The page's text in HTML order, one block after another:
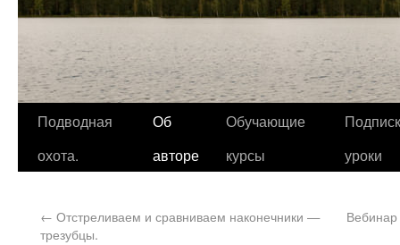
Подводная
охота.
Об
авторе
Обучающие
курсы
уроки
← Отстреливаем и сравниваем наконечники —
трезубцы.